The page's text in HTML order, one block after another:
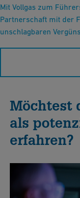
Mit Vollgas zum
Partnerschaft mit der
unschlagbaren
Möchtest
als
erfahren?